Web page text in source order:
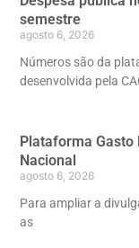
semestre
agosto 6, 2026
Números são da
desenvolvida pela
Plataforma Gasto
Nacional
agosto 6, 2026
Para ampliar a
as